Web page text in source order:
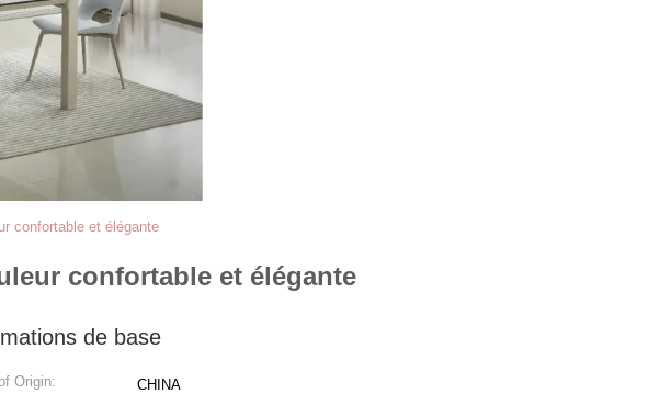
confortable et élégante
confortable et élégante
de base
Origin: CHINA